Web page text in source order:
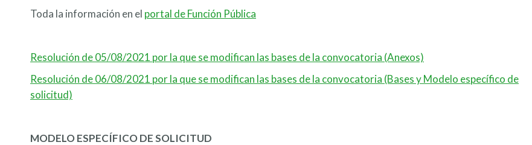
Toda la información en el portal de Función Pública
Resolución de 05/08/2021 por la que se modifican las bases de la convocatoria (Anexos)
Resolución de 06/08/2021 por la que se modifican las bases de la convocatoria (Bases y Modelo específico de
solicitud)
MODELO ESPECÍFICO DE SOLICITUD